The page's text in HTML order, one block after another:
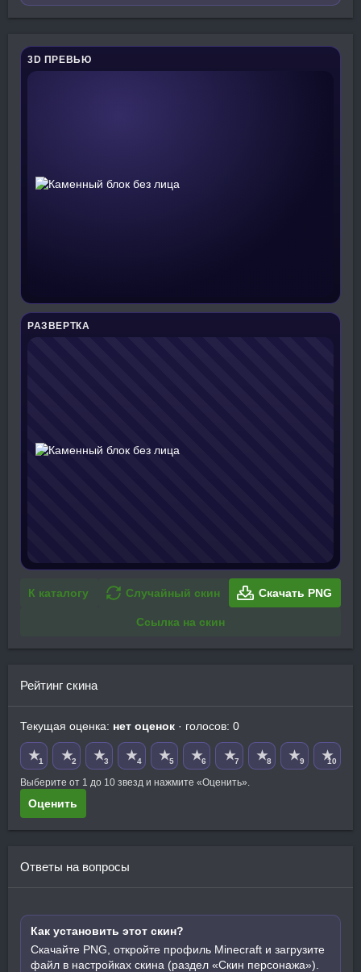
3D ПРЕВЬЮ
РАЗВЕРТКА
К каталогу Случайный скин Скачать PNG
Ссылка на скин
Рейтинг скина
Текущая оценка: нет оценок · голосов: 0
★1 ★2 ★3 ★4 ★5 ★6 ★7 ★8 ★9 ★10
Выберите от 1 до 10 звезд и нажмите «Оценить».
Оценить
Ответы на вопросы
Как установить этот скин?
Скачайте PNG, откройте профиль Minecraft и загрузите
файл в настройках скина (раздел «Скин персонажа»).